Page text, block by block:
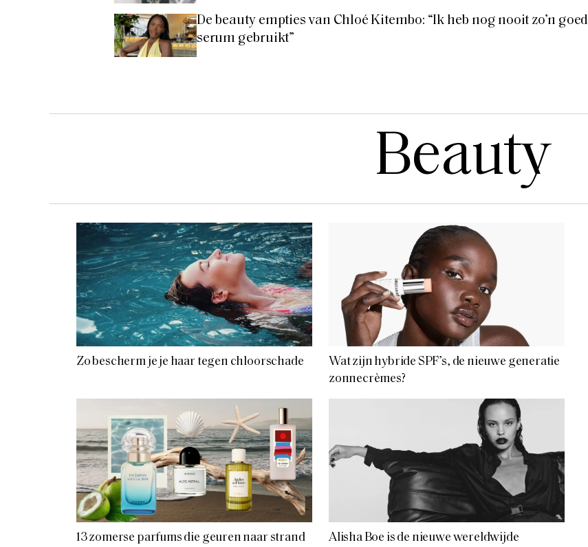
De beauty empties van Chloé Kitembo: “Ik heb nog nooit zo’n goed
serum gebruikt”
Beauty
Zo bescherm je je haar tegen chloorschade
Wat zijn hybride SPF’s, de nieuwe generatie
zonnecrèmes?
13 zomerse parfums die geuren naar strand
Alisha Boe is de nieuwe wereldwijde